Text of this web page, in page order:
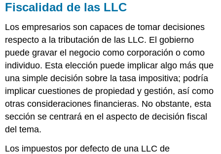
Fiscalidad de las LLC
Los empresarios son capaces de tomar decisiones
respecto a la tributación de las LLC. El gobierno
puede gravar el negocio como corporación o como
individuo. Esta elección puede implicar algo más que
una simple decisión sobre la tasa impositiva; podría
implicar cuestiones de propiedad y gestión, así como
otras consideraciones financieras. No obstante, esta
sección se centrará en el aspecto de decisión fiscal
del tema.
Los impuestos por defecto de una LLC de